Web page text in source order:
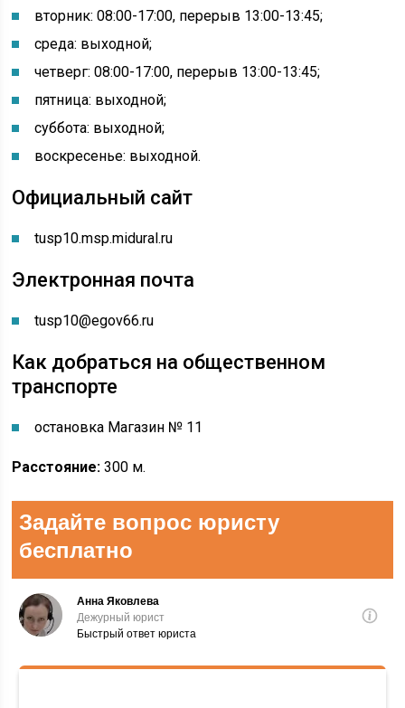
вторник: 08:00-17:00, перерыв 13:00-13:45;
среда: выходной;
четверг: 08:00-17:00, перерыв 13:00-13:45;
пятница: выходной;
суббота: выходной;
воскресенье: выходной.
Официальный сайт
tusp10.msp.midural.ru
Электронная почта
tusp10@egov66.ru
Как добраться на общественном
транспорте
остановка Магазин № 11
Расстояние:300 м.